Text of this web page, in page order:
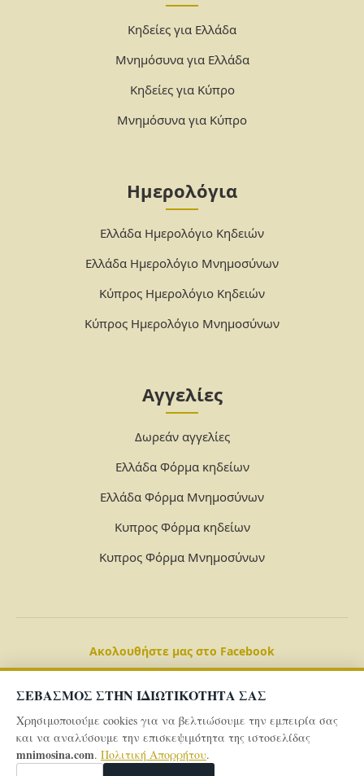
ΣΕΒΑΣΜΟΣ ΣΤΗΝ ΙΔΙΩΤΙΚΟΤΗΤΑ ΣΑΣ
Χρησιμοποιούμε cookies για να βελτιώσουμε την εμπειρία σας
και να αναλύσουμε την επισκεψιμότητα της ιστοσελίδας
mnimosina.com. Πολιτική Απορρήτου.
Κηδείες για Ελλάδα
Μνημόσυνα για Ελλάδα
Κηδείες για Κύπρο
Μνημόσυνα για Κύπρο
Ημερολόγια
Ελλάδα Ημερολόγιο Κηδειών
Ελλάδα Ημερολόγιο Μνημοσύνων
Κύπρος Ημερολόγιο Κηδειών
Κύπρος Ημερολόγιο Μνημοσύνων
Αγγελίες
Δωρεάν αγγελίες
Ελλάδα Φόρμα κηδείων
Ελλάδα Φόρμα Μνημοσύνων
Κυπρος Φόρμα κηδείων
Κυπρος Φόρμα Μνημοσύνων
Ακολουθήστε μας στο Facebook